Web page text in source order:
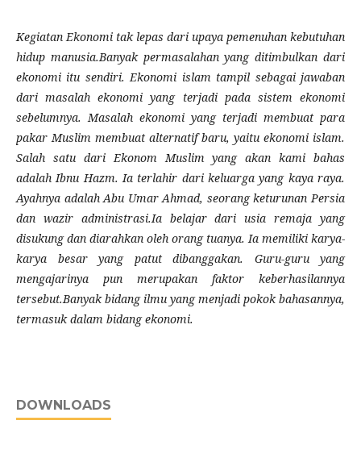
Kegiatan Ekonomi tak lepas dari upaya pemenuhan kebutuhan
hidup manusia.Banyak permasalahan yang ditimbulkan dari
ekonomi itu sendiri. Ekonomi islam tampil sebagai jawaban
dari masalah ekonomi yang terjadi pada sistem ekonomi
sebelumnya. Masalah ekonomi yang terjadi membuat para
pakar Muslim membuat alternatif baru, yaitu ekonomi islam.
Salah satu dari Ekonom Muslim yang akan kami bahas
adalah Ibnu Hazm. Ia terlahir dari keluarga yang kaya raya.
Ayahnya adalah Abu Umar Ahmad, seorang keturunan Persia
dan wazir administrasi.Ia belajar dari usia remaja yang
disukung dan diarahkan oleh orang tuanya. Ia memiliki karya-
karya besar yang patut dibanggakan. Guru-guru yang
mengajarinya pun merupakan faktor keberhasilannya
tersebut.Banyak bidang ilmu yang menjadi pokok bahasannya,
termasuk dalam bidang ekonomi.
DOWNLOADS